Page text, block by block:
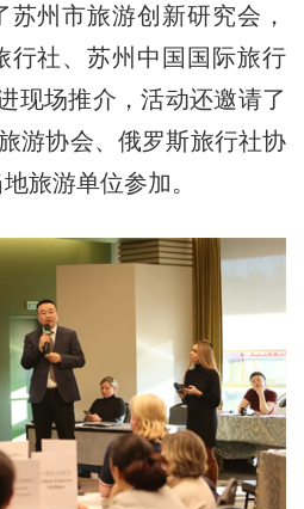
州市旅游创新研究会，
行社、苏州中国国际旅行
现场推介，活动还邀请了
游协会、俄罗斯旅行社协
旅游单位参加。